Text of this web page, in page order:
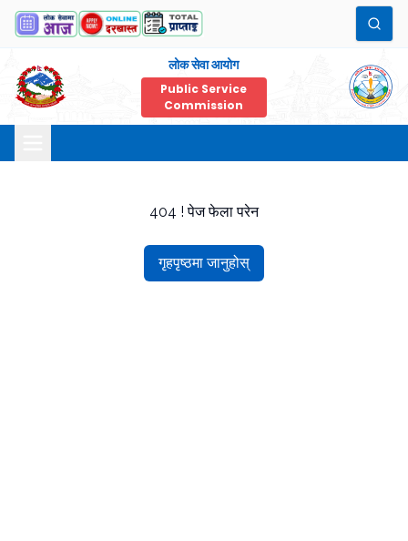
लोक सेवा आयोग
Public Service
Commission
404 ! पेज फेला परेन
गृहपृष्ठमा जानुहोस्